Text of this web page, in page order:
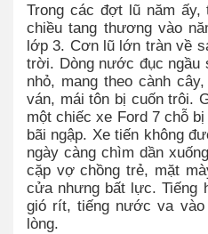
Trong các đợt lũ năm
chiều tang thương vào
lớp 3. Cơn lũ lớn tràn về
trời. Dòng nước đục ngầu
nhỏ, mang theo cành
ván, mái tôn bị cuốn trôi.
một chiếc xe Ford 7 chỗ
bãi ngập. Xe tiến không
ngày càng chìm dần
cặp vợ chồng trẻ, mặt
cửa nhưng bất lực. Tiếng
gió rít, tiếng nước va vào
lòng.